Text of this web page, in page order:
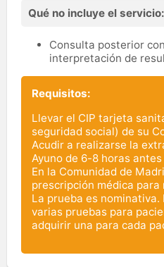
Qué no incluye el servicio:
Consulta posterior
interpretación de
Requisitos:
Llevar el CIP tarjeta
seguridad social) de su
Acudir a realizarse la
Ayuno de 6-8 horas
En la Comunidad de
prescripción médica
La prueba es
varias pruebas para
adquirir una para cada